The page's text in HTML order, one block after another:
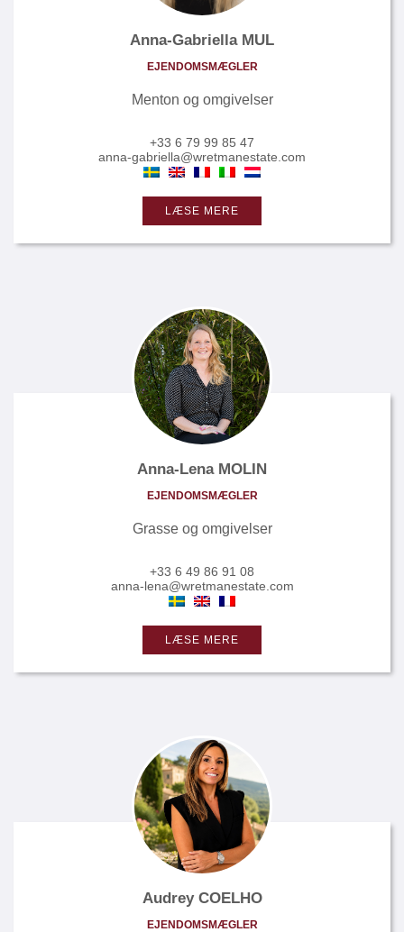
Anna-Gabriella MUL
EJENDOMSMÆGLER
Menton og omgivelser
+33 6 79 99 85 47
anna-gabriella@wretmanestate.com
LÆSE MERE
Anna-Lena MOLIN
EJENDOMSMÆGLER
Grasse og omgivelser
+33 6 49 86 91 08
anna-lena@wretmanestate.com
LÆSE MERE
Audrey COELHO
EJENDOMSMÆGLER